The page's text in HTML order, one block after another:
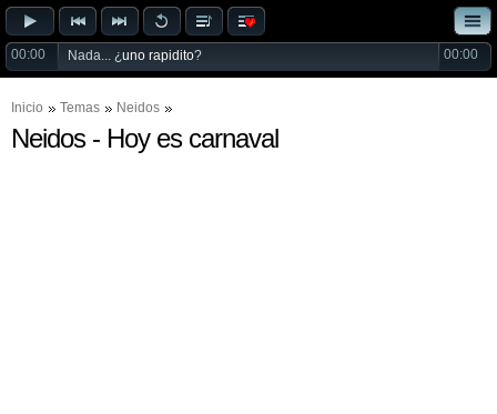
00:00 Nada... ¿uno rapidito? 00:00
Inicio Temas Neidos
Neidos - Hoy es carnaval